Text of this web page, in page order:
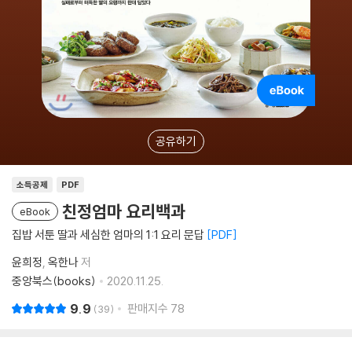
공유하기
소득공제 PDF
eBook 친정엄마 요리백과
집밥 서툰 딸과 세심한 엄마의 1:1 요리 문답 PDF
윤희정 옥한나저
중앙북스(books)
2020.11.25.
9.9 39 판매지수 78